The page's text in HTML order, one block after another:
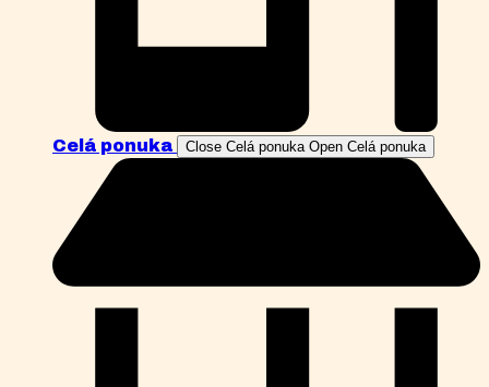
Celá ponuka Close Celá ponuka Open Celá ponuka